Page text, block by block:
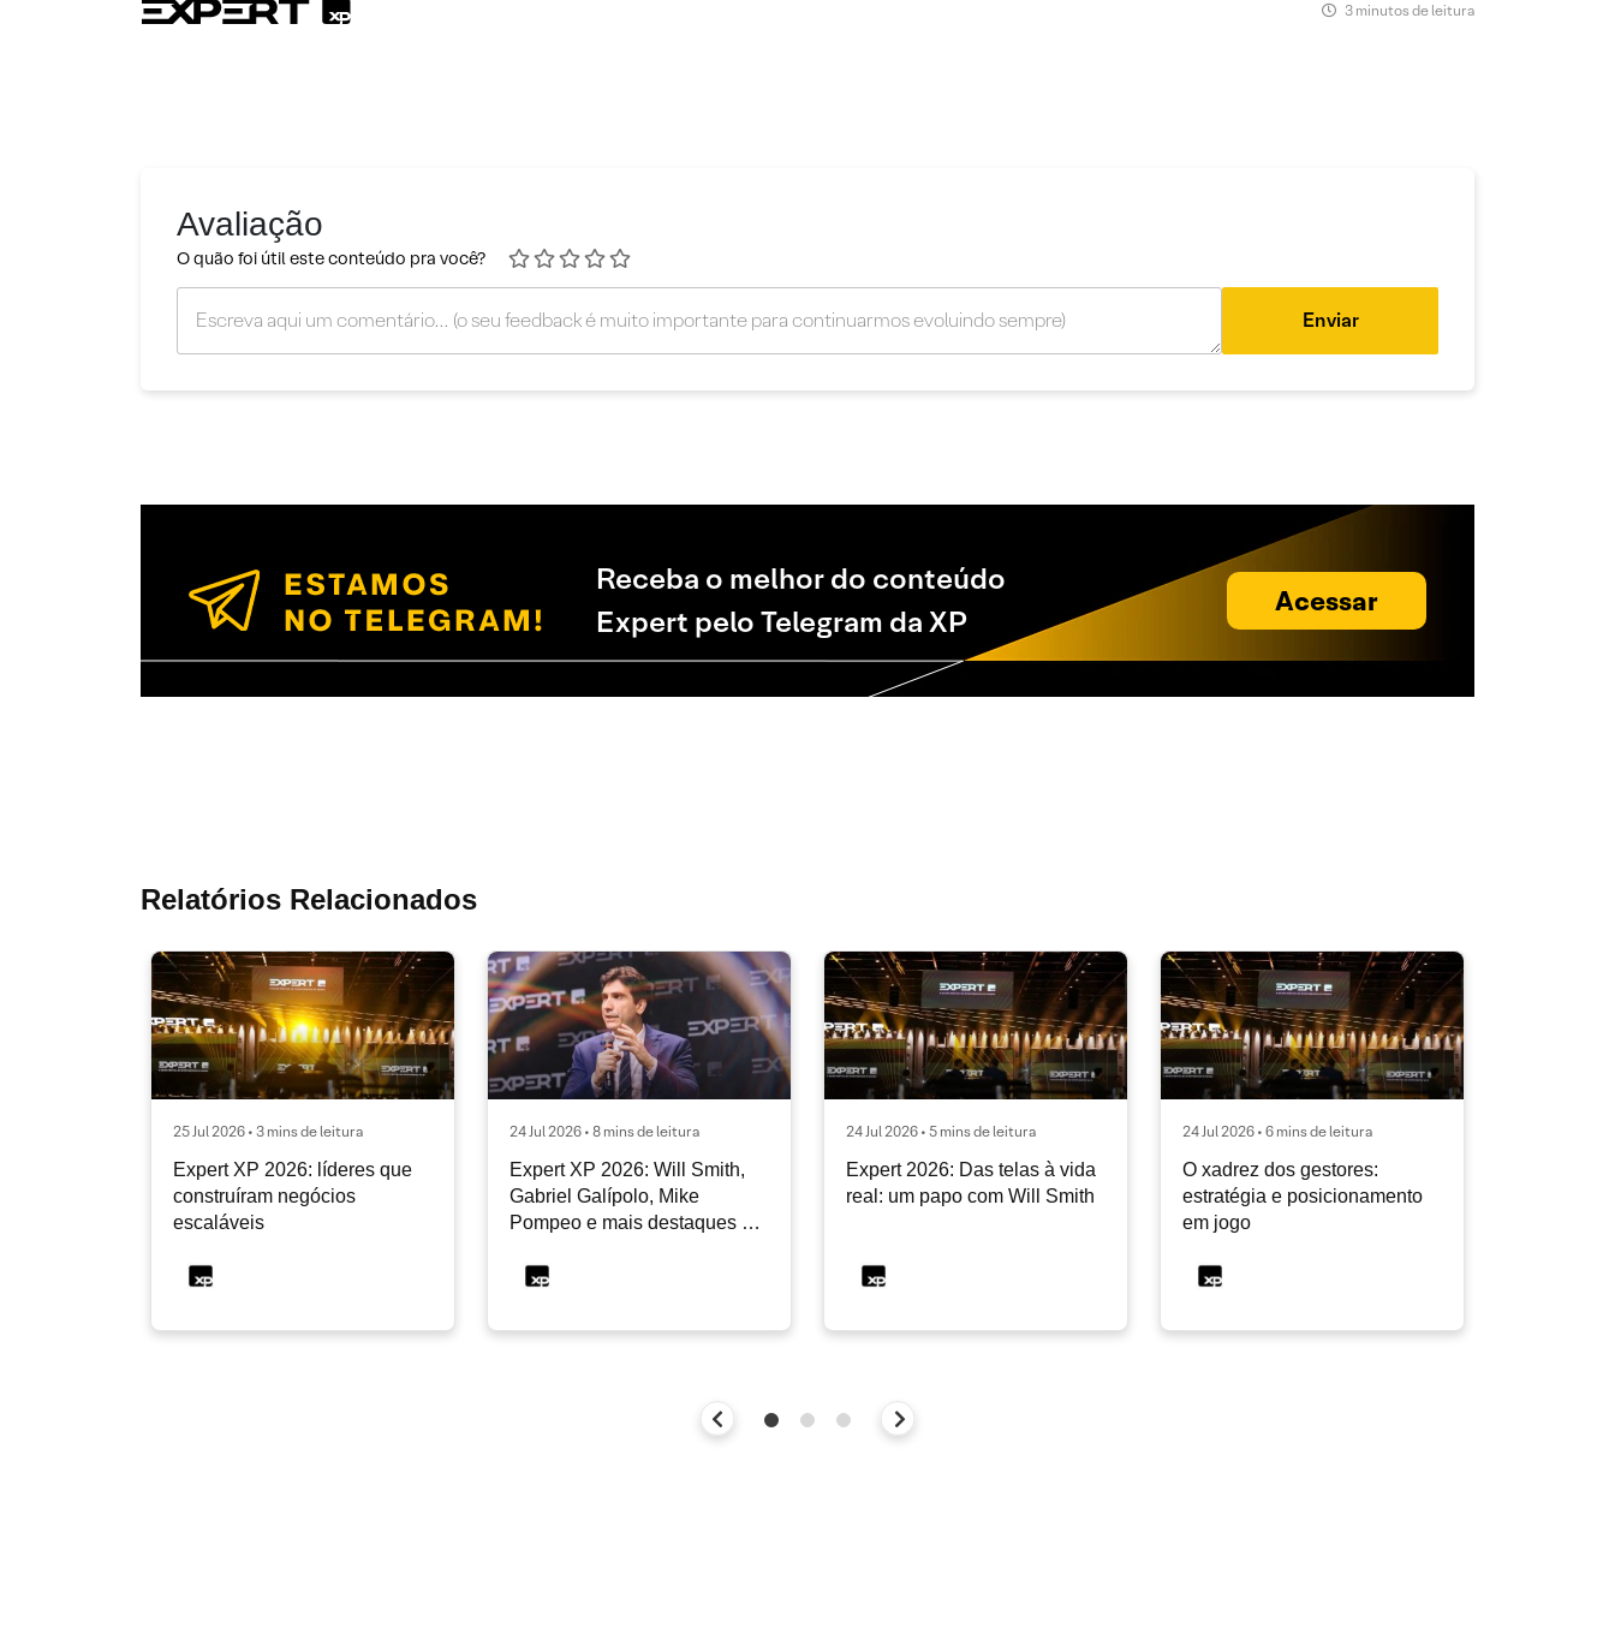
3 minutos de leitura
Avaliação
O quão foi útil este conteúdo pra você?
Enviar
Receba o melhor do conteúdo
Expert pelo Telegram da XP
Acessar
Relatórios Relacionados
25 Jul 2026 • 3 mins de leitura
Expert XP 2026: líderes que
construíram negócios
escaláveis
24 Jul 2026 • 8 mins de leitura
Expert XP 2026: Will Smith,
Gabriel Galípolo, Mike
Pompeo e mais destaques do
24 Jul 2026 • 5 mins de leitura
Expert 2026: Das telas à vida
real: um papo com Will Smith
24 Jul 2026 • 6 mins de leitura
O xadrez dos gestores:
estratégia e posicionamento
em jogo